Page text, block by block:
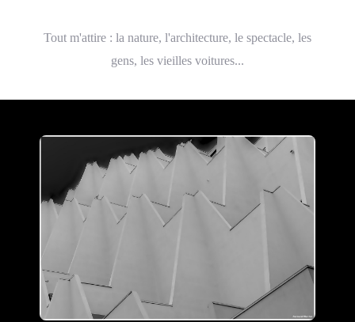
Tout m'attire : la nature, l'architecture, le spectacle, les
gens, les vieilles voitures...